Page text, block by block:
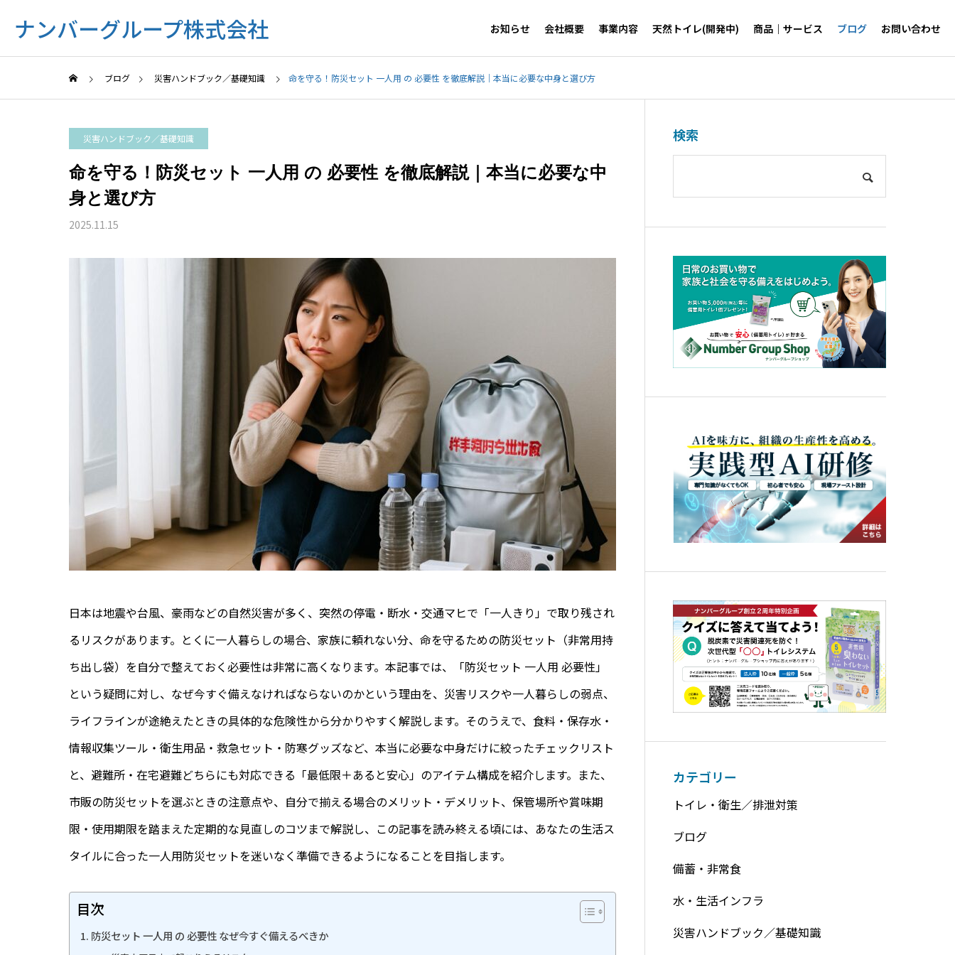
ナンバーグループ株式会社 お知らせ 会社概要 事業内容 天然トイレ(開発中) 商品｜サービス ブログ お問い合わせ
ブログ 災害ハンドブック／基礎知識 命を守る！防災セット 一人用 の 必要性 を徹底解説｜本当に必要な中身と選び方
災害ハンドブック／基礎知識
命を守る！防災セット 一人用 の 必要性 を徹底解説｜本当に必要な中
身と選び方
2025.11.15
日本は地震や台風、豪雨などの自然災害が多く、突然の停電・断水・交通マヒで「一人きり」で取り残され
るリスクがあります。とくに一人暮らしの場合、家族に頼れない分、命を守るための防災セット（非常用持
ち出し袋）を自分で整えておく必要性は非常に高くなります。本記事では、「防災セット 一人用 必要性」
という疑問に対し、なぜ今すぐ備えなければならないのかという理由を、災害リスクや一人暮らしの弱点、
ライフラインが途絶えたときの具体的な危険性から分かりやすく解説します。そのうえで、食料・保存水・
情報収集ツール・衛生用品・救急セット・防寒グッズなど、本当に必要な中身だけに絞ったチェックリスト
と、避難所・在宅避難どちらにも対応できる「最低限＋あると安心」のアイテム構成を紹介します。また、
市販の防災セットを選ぶときの注意点や、自分で揃える場合のメリット・デメリット、保管場所や賞味期
限・使用期限を踏まえた定期的な見直しのコツまで解説し、この記事を読み終える頃には、あなたの生活ス
タイルに合った一人用防災セットを迷いなく準備できるようになることを目指します。
目次
1. 防災セット 一人用 の 必要性 なぜ今すぐ備えるべきか
検索
カテゴリー
トイレ・衛生／排泄対策
ブログ
備蓄・非常食
水・生活インフラ
災害ハンドブック／基礎知識